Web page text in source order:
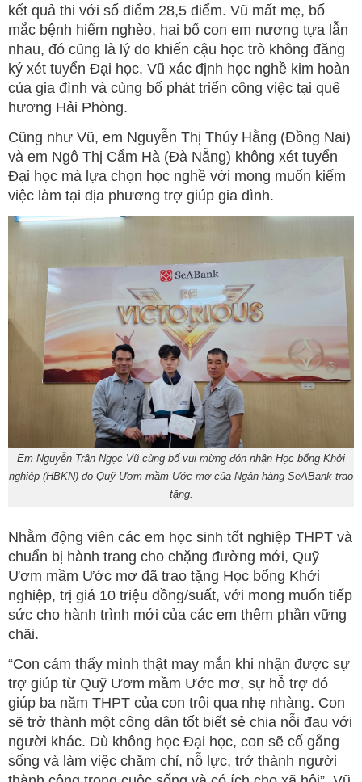
kết quả thi với số điểm 28,5 điểm. Vũ mất mẹ, bố
mắc bệnh hiểm nghèo, hai bố con em nương tựa lẫn
nhau, đó cũng là lý do khiến cậu học trò không đăng
ký xét tuyển Đại học. Vũ xác định học nghề kim hoàn
của gia đình và cùng bố phát triển công việc tại quê
hương Hải Phòng.
Cũng như Vũ, em Nguyễn Thị Thúy Hằng (Đồng Nai)
và em Ngô Thị Cẩm Hà (Đà Nẵng) không xét tuyển
Đại học mà lựa chọn học nghề với mong muốn kiếm
việc làm tại địa phương trợ giúp gia đình.
Em Nguyễn Trân Ngọc Vũ cùng bố vui mừng đón nhận Học bổng Khởi
nghiệp (HBKN) do Quỹ Ươm mầm Ước mơ của Ngân hàng SeABank trao
tặng.
Nhằm động viên các em học sinh tốt nghiệp THPT và
chuẩn bị hành trang cho chặng đường mới, Quỹ
Ươm mầm Ước mơ đã trao tặng Học bổng Khởi
nghiệp, trị giá 10 triệu đồng/suất, với mong muốn tiếp
sức cho hành trình mới của các em thêm phần vững
chãi.
“Con cảm thấy mình thật may mắn khi nhận được sự
trợ giúp từ Quỹ Ươm mầm Ước mơ, sự hỗ trợ đó
giúp ba năm THPT của con trôi qua nhẹ nhàng. Con
sẽ trở thành một công dân tốt biết sẻ chia nỗi đau với
người khác. Dù không học Đại học, con sẽ cố gắng
sống và làm việc chăm chỉ, nỗ lực, trở thành người